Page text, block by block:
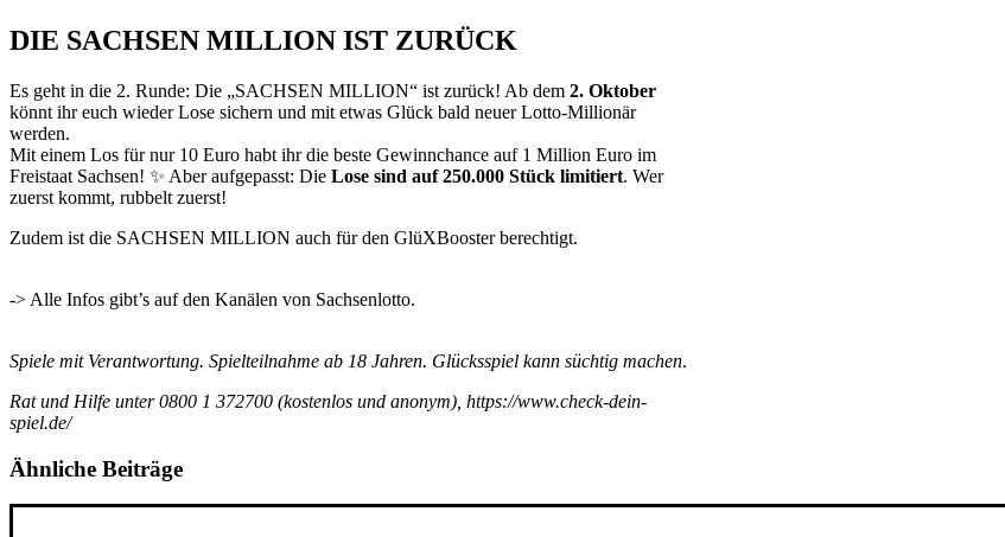
DIE SACHSEN MILLION IST ZURÜCK
Es geht in die 2. Runde: Die „SACHSEN MILLION“ ist zurück! Ab dem 2. Oktober
könnt ihr euch wieder Lose sichern und mit etwas Glück bald neuer Lotto-Millionär
werden.
Mit einem Los für nur 10 Euro habt ihr die beste Gewinnchance auf 1 Million Euro im
Freistaat Sachsen! ✨ Aber aufgepasst: Die Lose sind auf 250.000 Stück limitiert. Wer
zuerst kommt, rubbelt zuerst!
Zudem ist die SACHSEN MILLION auch für den GlüXBooster berechtigt.
-> Alle Infos gibt’s auf den Kanälen von Sachsenlotto.
Spiele mit Verantwortung. Spielteilnahme ab 18 Jahren. Glücksspiel kann süchtig machen.
Rat und Hilfe unter 0800 1 372700 (kostenlos und anonym), https://www.check-dein-
spiel.de/
Ähnliche Beiträge